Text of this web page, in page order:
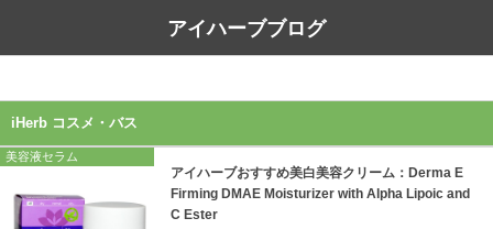
アイハーブブログ
iHerb コスメ・バス
美容液セラム
アイハーブおすすめ美白美容クリーム：Derma E
Firming DMAE Moisturizer with Alpha Lipoic and
C Ester